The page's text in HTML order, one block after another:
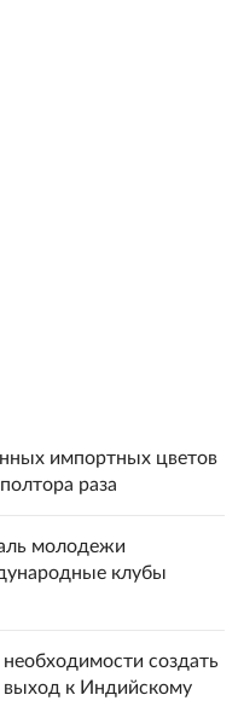
импортных цветов
раза
молодежи
клубы
создать
к Индийскому